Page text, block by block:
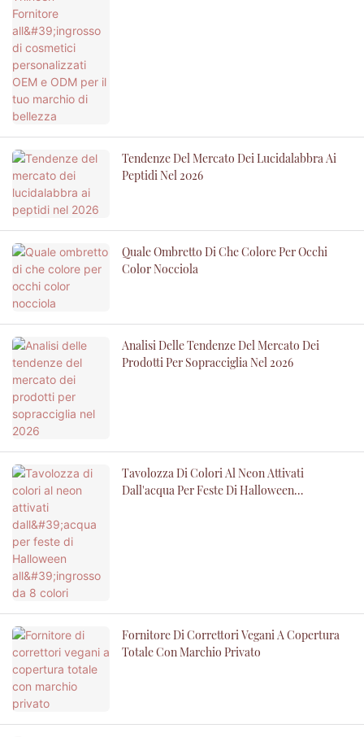
Tendenze Del Mercato Dei Lucidalabbra Ai
Peptidi Nel 2026
Quale Ombretto Di Che Colore Per Occhi
Color Nocciola
Analisi Delle Tendenze Del Mercato Dei
Prodotti Per Sopracciglia Nel 2026
Tavolozza Di Colori Al Neon Attivati ​​
Dall'acqua Per Feste Di Halloween
Fornitore Di Correttori Vegani A Copertura
Totale Con Marchio Privato